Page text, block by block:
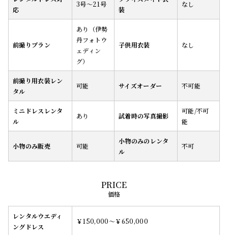
応
3号〜21号
装
なし
前撮りプラン
あり（伊勢
丹フォトウ
ェディン
グ）
子供用衣装 なし
前撮り用衣装レン
タル
可能 サイズオーダー 不可能
ミニドレスレンタ
ル
あり 試着時の写真撮影
可能/不可
能
小物のみ販売 可能
小物のみのレンタ
ル
不可
価格
レンタルウエディ
ングドレス
￥150,000～￥650,000